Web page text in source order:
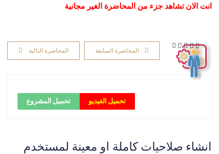
انت الان تشاهد جزء من المحاضرة الغير مجانية
المحاضرة السابقة المحاضرة التالية
تحميل المشروع تحميل الفيديو
انشاء صلاحيات كاملة او معينة لمستخدم